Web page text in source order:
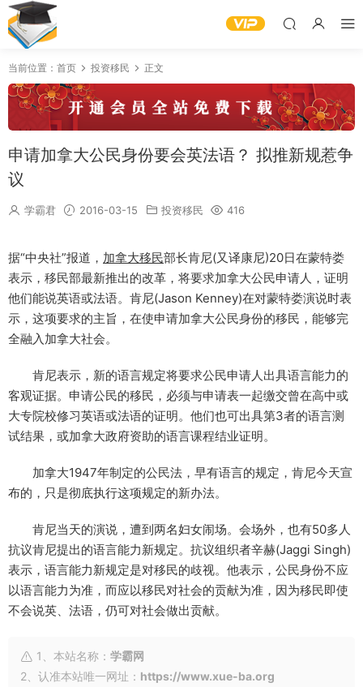
当前位置： 首页 投资移民 正文
申请加拿大公民身份要会英法语？ 拟推新规惹争
议
学霸君 2016-03-15 投资移民 416
据“中央社”报道， 加拿大移民部长肯尼(又译康尼)20日在蒙特娄
表示，移民部最新推出的改革，将要求加拿大公民申请人，证明
他们能说英语或法语。肯尼(Jason Kenney)在对蒙特娄演说时表
示，这项要求的主旨，在使申请加拿大公民身份的移民，能够完
全融入加拿大社会。
肯尼表示，新的语言规定将要求公民申请人出具语言能力的
客观证据。申请公民的移民，必须与申请表一起缴交曾在高中或
大专院校修习英语或法语的证明。他们也可出具第3者的语言测
试结果，或加拿大政府资助的语言课程结业证明。
加拿大1947年制定的公民法，早有语言的规定，肯尼今天宣
布的，只是彻底执行这项规定的新办法。
肯尼当天的演说，遭到两名妇女闹场。会场外，也有50多人
抗议肯尼提出的语言能力新规定。抗议组织者辛赫(Jaggi Singh)
表示，语言能力新规定是对移民的歧视。他表示，公民身份不应
以语言能力为准，而应以移民对社会的贡献为准，因为移民即使
不会说英、法语，仍可对社会做出贡献。
1、本站名称： 学霸网
2、认准本站唯一网址： https://www.xue-ba.org